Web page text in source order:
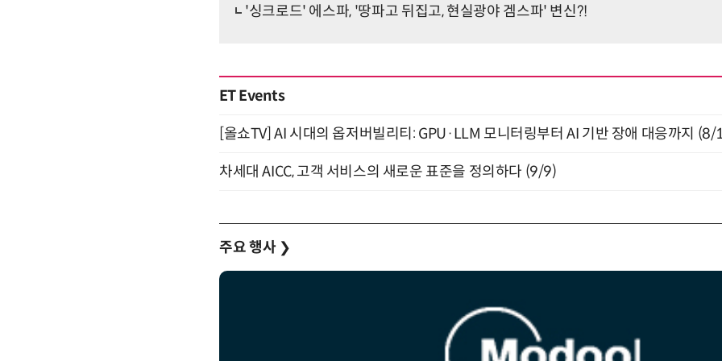
'싱크로드' 에스파, '땅파고 뒤집고, 현실광야 겜스파' 변신?!
ET Events
[올쇼TV] AI 시대의 옵저버빌리티: GPU·LLM 모니터링부터 AI 기반 장애 대응까지
차세대 AICC, 고객 서비스의 새로운 표준을 정의하다 (9/9)
주요 행사 ❯